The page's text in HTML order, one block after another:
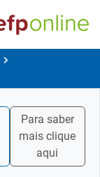
Para saber
mais clique
aqui